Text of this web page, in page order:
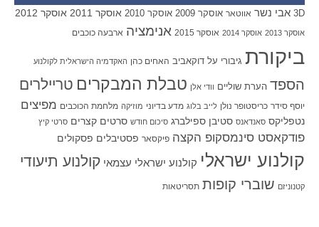
3D אבי נשר אווטאר אוסקר 2009 אוסקר 2010 אוסקר 2011 אוסקר 2012
אוסקר 2013 אוסקר 2014 אוסקר 2015 אנימציה ארבעה כוכבים
ביקורת גיבורי על דוקאביב האחים כהן האקדמיה הישראלית לקולנוע
הספד הערת שוליים וודי אלן טבלת המבקרים טריילרים
יוסף סידר כריסטופר נולן לייב בלוג מדע בדיוני מוזיקה מלחמת הכוכבים מפיצים
נטפליקס סאנדאנס סטיבן ספילברג סיכום חודש סרטים קצרים סרטי קיץ
פודקאסט סינמסקופ הקצה פיקסאר פסטיבלים פסקולים
קולנוע ישראלי קולנוע ישראלי עצמאי קולנוע תיעודי
קטנוניזם שוברי קופות תסריטאות